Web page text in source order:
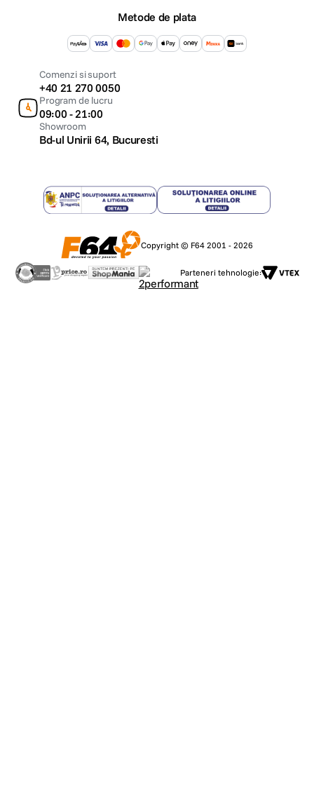
Metode de plata
Comenzi si suport
+40 21 270 0050
Program de lucru
09:00 - 21:00
Showroom
Bd-ul Unirii 64, Bucuresti
Copyright © F64 2001 - 2026
Parteneri tehnologie: